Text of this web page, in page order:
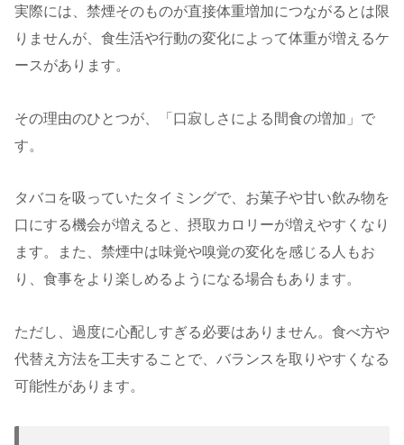
実際には、禁煙そのものが直接体重増加につながるとは限
りませんが、食生活や行動の変化によって体重が増えるケ
ースがあります。
その理由のひとつが、「口寂しさによる間食の増加」で
す。
タバコを吸っていたタイミングで、お菓子や甘い飲み物を
口にする機会が増えると、摂取カロリーが増えやすくなり
ます。また、禁煙中は味覚や嗅覚の変化を感じる人もお
り、食事をより楽しめるようになる場合もあります。
ただし、過度に心配しすぎる必要はありません。食べ方や
代替え方法を工夫することで、バランスを取りやすくなる
可能性があります。